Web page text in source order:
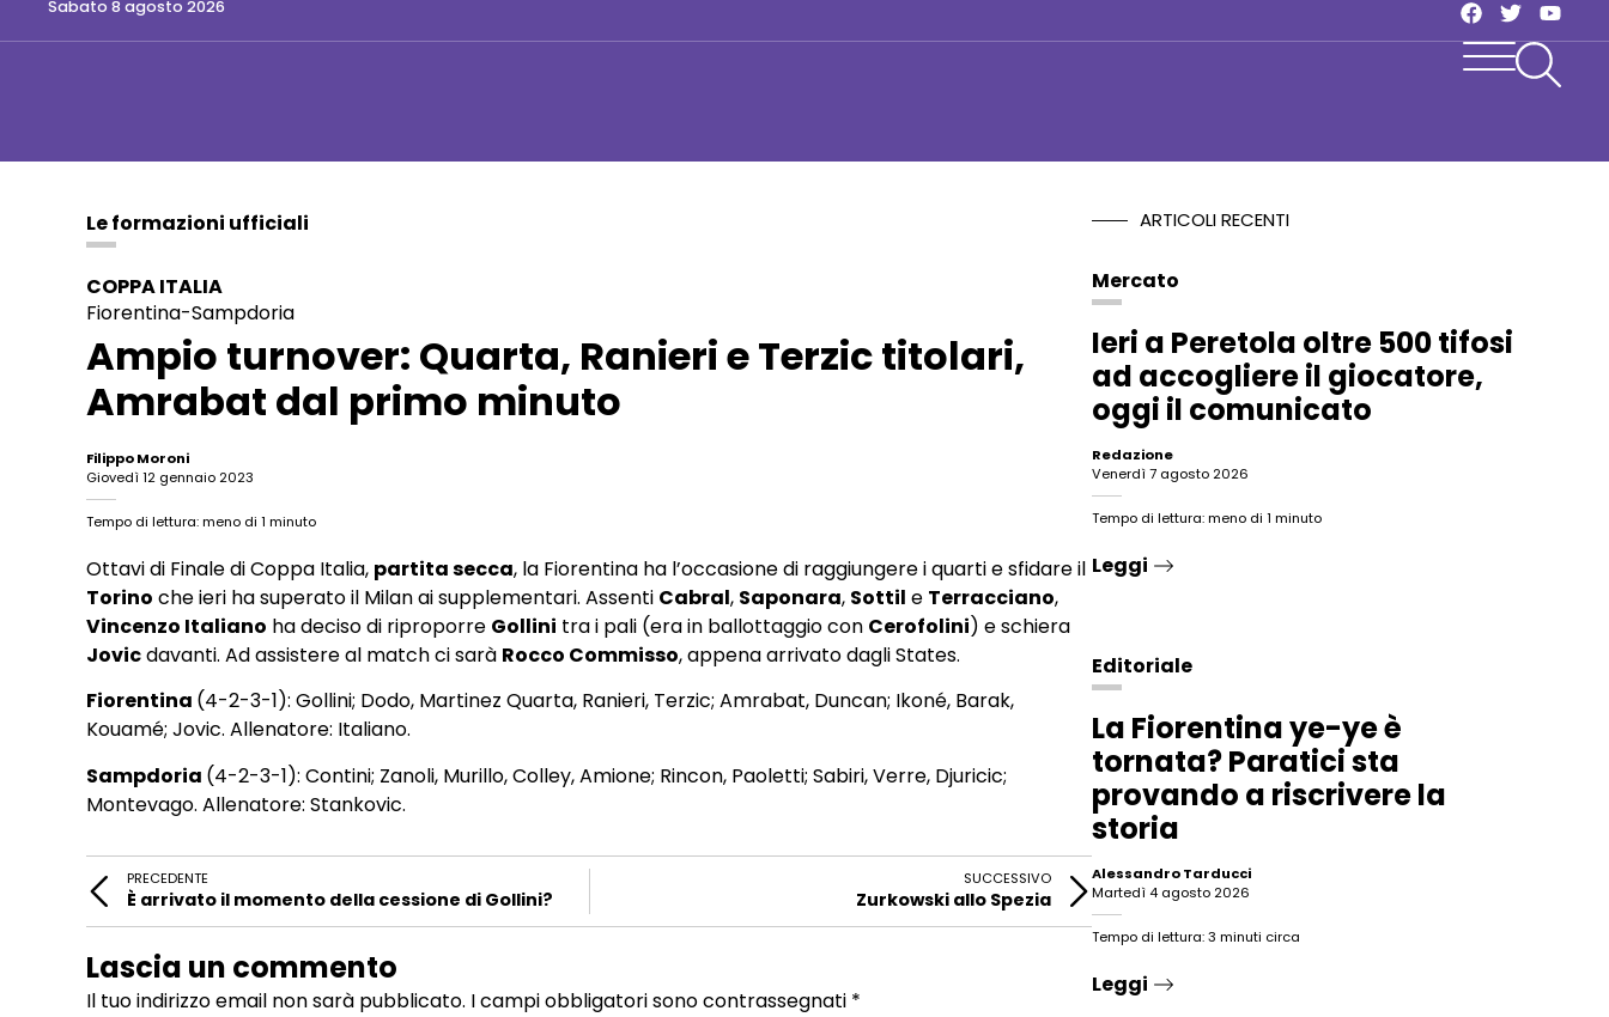
sabato 8 agosto 2026
Le formazioni ufficiali
COPPA ITALIA
Fiorentina-Sampdoria
Ampio turnover: Quarta, Ranieri e Terzic titolari,
Amrabat dal primo minuto
Filippo Moroni
giovedì 12 gennaio 2023
Tempo di lettura: meno di 1 minuto
Ottavi di Finale di Coppa Italia, partita secca, la Fiorentina ha l’occasione di raggiungere i quarti e sfidare il
Torino che ieri ha superato il Milan ai supplementari. Assenti Cabral, Saponara, Sottil e Terracciano,
Vincenzo Italiano ha deciso di riproporre Gollini tra i pali (era in ballottaggio con Cerofolini) e schiera
Jovicdavanti. Ad assistere al match ci sarà Rocco Commisso, appena arrivato dagli States.
Fiorentina (4-2-3-1): Gollini; Dodo, Martinez Quarta, Ranieri, Terzic; Amrabat, Duncan; Ikoné, Barak,
Kouamé; Jovic. Allenatore: Italiano.
Sampdoria (4-2-3-1): Contini; Zanoli, Murillo, Colley, Amione; Rincon, Paoletti; Sabiri, Verre, Djuricic;
Montevago. Allenatore: Stankovic.
PRECEDENTE
È arrivato il momento della cessione di Gollini?
SUCCESSIVO
Zurkowski allo Spezia
Lascia un commento
Il tuo indirizzo email non sarà pubblicato. I campi obbligatori sono contrassegnati *
ARTICOLI RECENTI
Mercato
Ieri a Peretola oltre 500 tifosi
ad accogliere il giocatore,
oggi il comunicato
Redazione
venerdì 7 agosto 2026
Tempo di lettura: meno di 1 minuto
Leggi
Editoriale
La Fiorentina ye-ye è
tornata? Paratici sta
provando a riscrivere la
storia
Alessandro Tarducci
martedì 4 agosto 2026
Tempo di lettura: 3 minuti circa
Leggi